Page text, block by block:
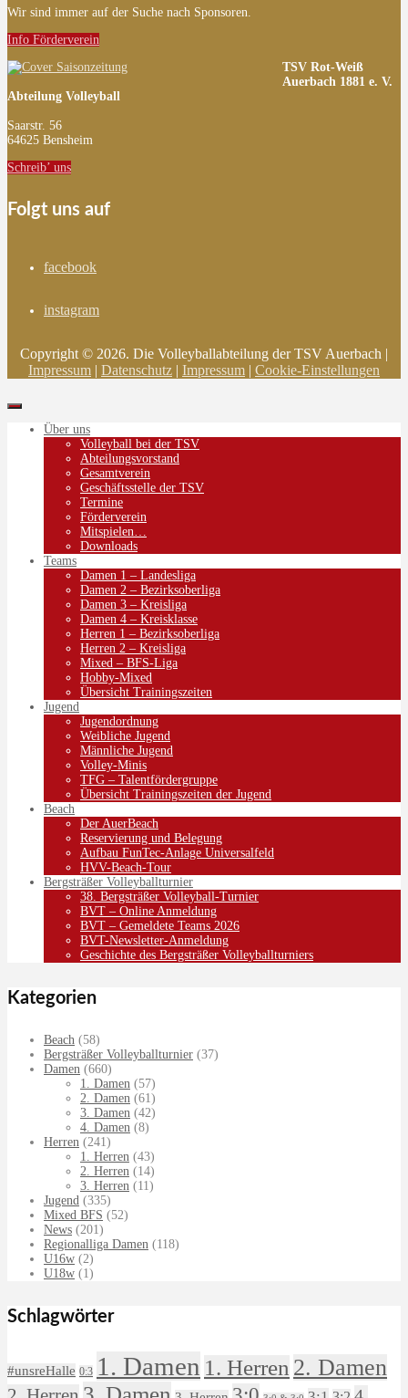
Wir sind immer auf der Suche nach Sponsoren.
Info Förderverein
TSV Rot-Weiß
Auerbach 1881 e. V.
Abteilung Volleyball
Saarstr. 56
64625 Bensheim
Schreib’ uns
Folgt uns auf
facebook
instagram
Copyright © 2026. Die Volleyballabteilung der TSV Auerbach |
Impressum | Datenschutz | Impressum | Cookie-Einstellungen
Über uns
Volleyball bei der TSV
Abteilungsvorstand
Gesamtverein
Geschäftsstelle der TSV
Termine
Förderverein
Mitspielen…
Downloads
Teams
Damen 1 – Landesliga
Damen 2 – Bezirksoberliga
Damen 3 – Kreisliga
Damen 4 – Kreisklasse
Herren 1 – Bezirksoberliga
Herren 2 – Kreisliga
Mixed – BFS-Liga
Hobby-Mixed
Übersicht Trainingszeiten
Jugend
Jugendordnung
Weibliche Jugend
Männliche Jugend
Volley-Minis
TFG – Talentfördergruppe
Übersicht Trainingszeiten der Jugend
Beach
Der AuerBeach
Reservierung und Belegung
Aufbau FunTec-Anlage Universalfeld
HVV-Beach-Tour
Bergsträßer Volleyballturnier
38. Bergsträßer Volleyball-Turnier
BVT – Online Anmeldung
BVT – Gemeldete Teams 2026
BVT-Newsletter-Anmeldung
Geschichte des Bergsträßer Volleyballturniers
Kategorien
Beach (58)
Bergsträßer Volleyballturnier (37)
Damen (660)
1. Damen (57)
2. Damen (61)
3. Damen (42)
4. Damen (8)
Herren (241)
1. Herren (43)
2. Herren (14)
3. Herren (11)
Jugend (335)
Mixed BFS (52)
News (201)
Regionalliga Damen (118)
U16w (2)
U18w (1)
Schlagwörter
#unsreHalle 0:3 1. Damen 1. Herren 2. Damen